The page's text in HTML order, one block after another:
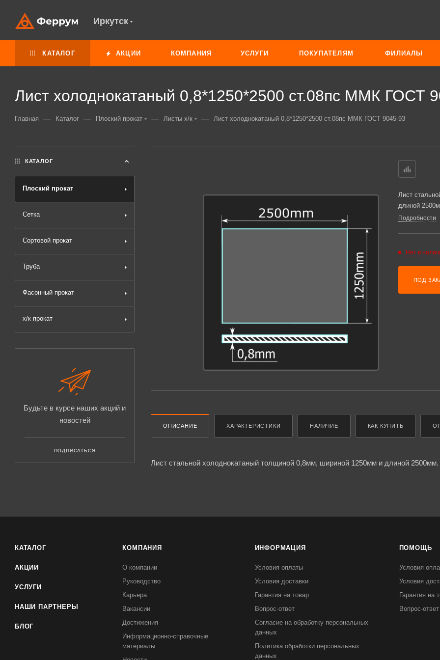
Иркутск
КАТАЛОГ АКЦИИ КОМПАНИЯ УСЛУГИ ПОКУПАТЕЛЯМ ФИЛИАЛЫ
Лист холоднокатаный 0,8*1250*2500 ст.08пс ММК ГОСТ
Главная — Каталог — Плоский прокат — Листы х/к — Лист холоднокатаный 0,8*1250*2500 ст.08пс ММК ГОСТ 9045-93
Лист
длиной
Подробности
Нет в
ПОД
ОПИСАНИЕ ХАРАКТЕРИСТИКИ НАЛИЧИЕ КАК КУПИТЬ
Лист стальной холоднокатаный толщиной 0,8мм, шириной 1250мм и длиной
КАТАЛОГ
Плоский прокат
Сетка
Сортовой прокат
Труба
Фасонный прокат
х/к прокат
Будьте в курсе наших акций и
новостей
ПОДПИСАТЬСЯ
КАТАЛОГ
АКЦИИ
УСЛУГИ
НАШИ ПАРТНЕРЫ
БЛОГ
КОМПАНИЯ
О компании
Руководство
Карьера
Вакансии
Достижения
Информационно-справочные
материалы
ИНФОРМАЦИЯ
Условия оплаты
Условия доставки
Гарантия на товар
Вопрос-ответ
Согласие на обработку персональных
данных
Политика обработки персональных
данных
ПОМОЩЬ
Условия
Условия
Гарантия на
Вопрос-ответ